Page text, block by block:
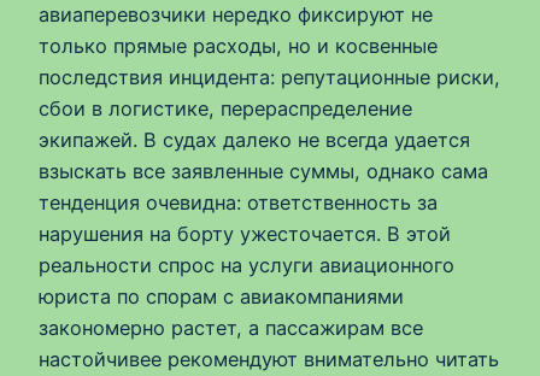
авиаперевозчики нередко фиксируют не
только прямые расходы, но и косвенные
последствия инцидента: репутационные риски,
сбои в логистике, перераспределение
экипажей. В судах далеко не всегда удается
взыскать все заявленные суммы, однако сама
тенденция очевидна: ответственность за
нарушения на борту ужесточается. В этой
реальности спрос на услуги авиационного
юриста по спорам с авиакомпаниями
закономерно растет, а пассажирам все
настойчивее рекомендуют внимательно читать